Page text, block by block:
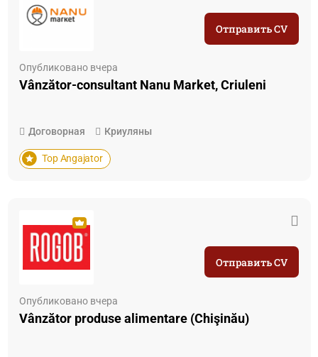
Опубликовано вчера
Vânzător-consultant Nanu Market, Criuleni
Договорная Криуляны
Top Angajator
Отправить CV
Опубликовано вчера
Vânzător produse alimentare (Chişinău)
Отправить CV